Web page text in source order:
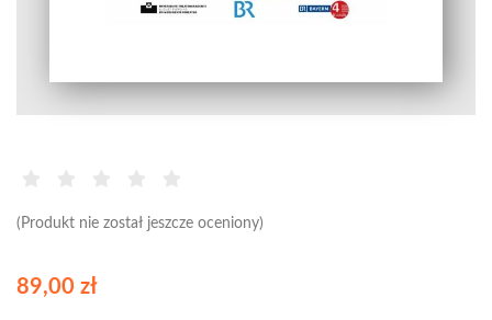
(Produkt nie został jeszcze oceniony)
89,00 zł